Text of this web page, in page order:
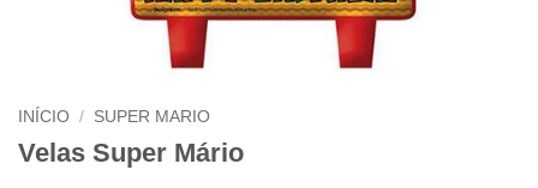
INÍCIO / SUPER MARIO
Velas Super Mário